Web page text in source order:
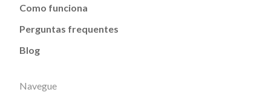
Como funciona
Perguntas frequentes
Blog
Navegue